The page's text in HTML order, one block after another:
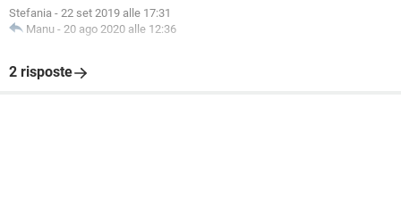
Stefania - 22 set 2019 alle 17:31
Manu - 20 ago 2020 alle 12:36
2 risposte